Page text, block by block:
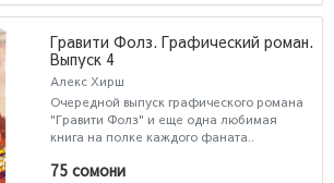
Гравити Фолз. Графический роман.
Выпуск 4
Алекс Хирш
Очередной выпуск графического романа
"Гравити Фолз" и еще одна любимая
книга на полке каждого фаната..
75 сомони